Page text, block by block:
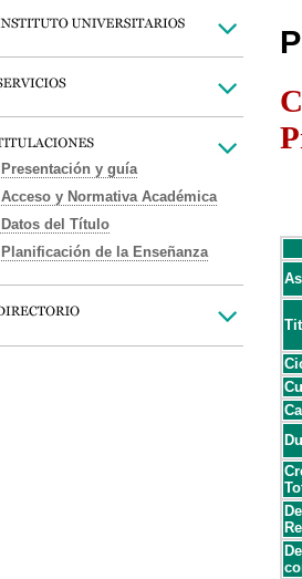
Presentación y guía
Acceso y Normativa Académica
Datos del Título
Planificación de la Enseñanza